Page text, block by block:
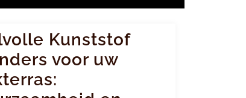
Kunststof
voor uw